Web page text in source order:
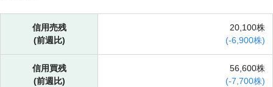
信用売残
(前週比)
20,100株
(-6,900株)
信用買残
(前週比)
56,600株
(-7,700株)